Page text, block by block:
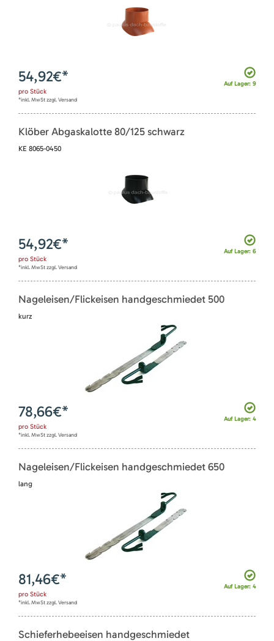
Auf Lager: 9
54,92€*
pro Stück
*inkl. MwSt zzgl. Versand
Klöber Abgaskalotte 80/125 schwarz
KE 8065-0450
Auf Lager: 6
54,92€*
pro Stück
*inkl. MwSt zzgl. Versand
Nageleisen/Flickeisen handgeschmiedet 500
kurz
Auf Lager: 4
78,66€*
pro Stück
*inkl. MwSt zzgl. Versand
Nageleisen/Flickeisen handgeschmiedet 650
lang
Auf Lager: 4
81,46€*
pro Stück
*inkl. MwSt zzgl. Versand
Schieferhebeeisen handgeschmiedet